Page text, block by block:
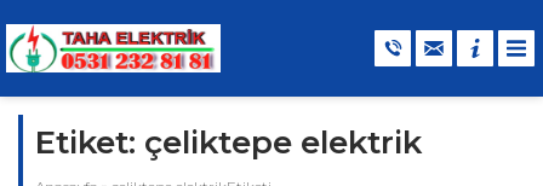
Etiket: çeliktepe elektrik